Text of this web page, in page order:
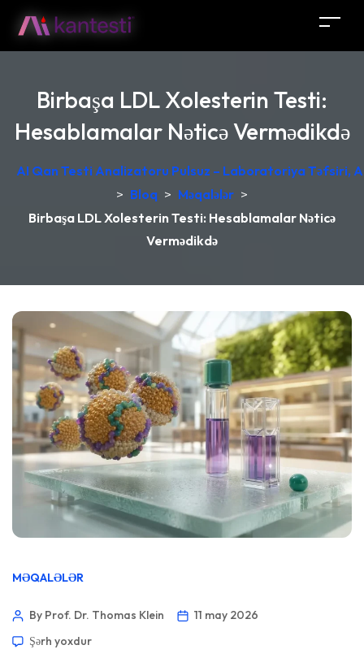
Birbaşa LDL Xolesterin Testi:
Hesablamalar Nəticə Vermədikdə
AI Qan Testi Analizatoru Pulsuz – Laboratoriya Təfsiri,
> Bloq > Məqalələr >
Birbaşa LDL Xolesterin Testi: Hesablamalar Nəticə
Vermədikdə
MƏQALƏLƏR
By Prof. Dr. Thomas Klein
11 may 2026
Şərh yoxdur